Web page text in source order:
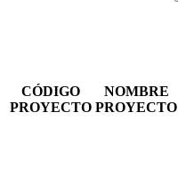
CÓDIGO
PROYECTO
NOMBRE
PROYECTO